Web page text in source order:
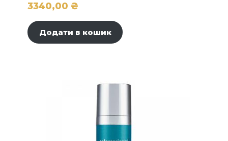
3340,00 ₴
Додати в кошик